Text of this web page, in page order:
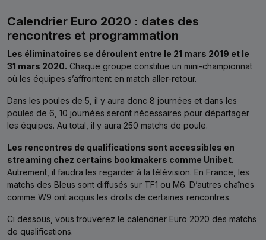
Calendrier Euro 2020 : dates des
rencontres et programmation
Les éliminatoires se déroulent entre le 21 mars 2019 et le
31 mars 2020. Chaque groupe constitue un mini-championnat
où les équipes s’affrontent en match aller-retour.
Dans les poules de 5, il y aura donc 8 journées et dans les
poules de 6, 10 journées seront nécessaires pour départager
les équipes. Au total, il y aura 250 matchs de poule.
Les rencontres de qualifications sont accessibles en
streaming chez certains bookmakers comme Unibet.
Autrement, il faudra les regarder à la télévision. En France, les
matchs des Bleus sont diffusés sur TF1 ou M6. D’autres chaînes
comme W9 ont acquis les droits de certaines rencontres.
Ci dessous, vous trouverez le calendrier Euro 2020 des matchs
de qualifications.